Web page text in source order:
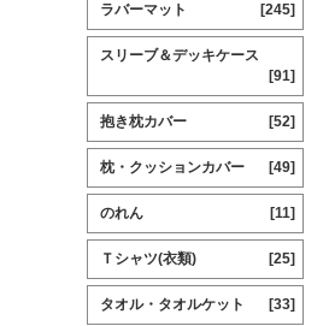
ラバーマット [245]
スリーブ＆デッキケース
[91]
抱き枕カバー [52]
枕・クッションカバー [49]
のれん [11]
Ｔシャツ(衣類) [25]
タオル・タオルケット [33]